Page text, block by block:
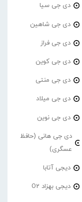
دی جی سیا
دی جی شاهین
دی جی فراز
دی جی کوین
دی جی منتی
دی جی میلاد
دی جی نوین
دی جی هانی (حافظ
عسگری)
دیجی آتابا
دیجی بهزاد O2